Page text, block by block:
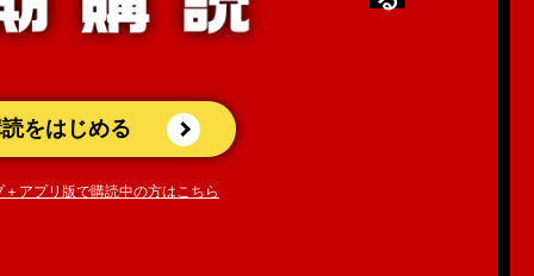
をはじめる
アプリ版で購読中の方はこちら